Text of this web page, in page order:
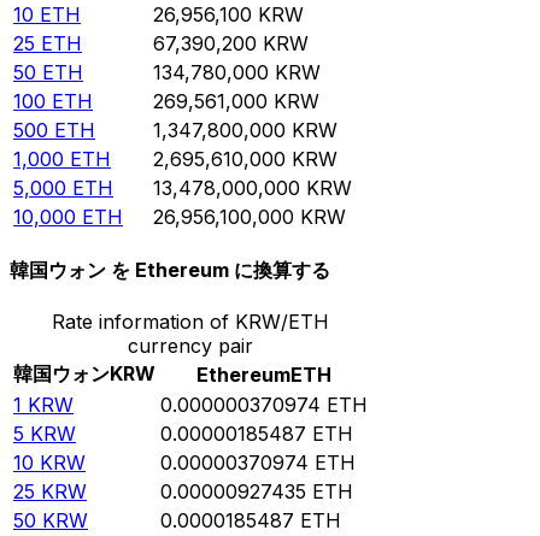
10 ETH 26,956,100 KRW
25 ETH 67,390,200 KRW
50 ETH 134,780,000 KRW
100 ETH 269,561,000 KRW
500 ETH 1,347,800,000 KRW
1,000 ETH 2,695,610,000 KRW
5,000 ETH 13,478,000,000 KRW
10,000 ETH 26,956,100,000 KRW
韓国ウォン を Ethereum に換算する
Rate information of KRW/ETH
currency pair
韓国ウォンKRW EthereumETH
1 KRW 0.000000370974 ETH
5 KRW 0.00000185487 ETH
10 KRW 0.00000370974 ETH
25 KRW 0.00000927435 ETH
50 KRW 0.0000185487 ETH